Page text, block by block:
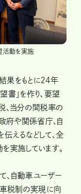
活動を実施
果をもとに24年
書」を作り、要望
、当分の間税率の
府や関係省庁、自
えるなどして、全
実施しています。
、自動車ユーザー
車税制の実現に向